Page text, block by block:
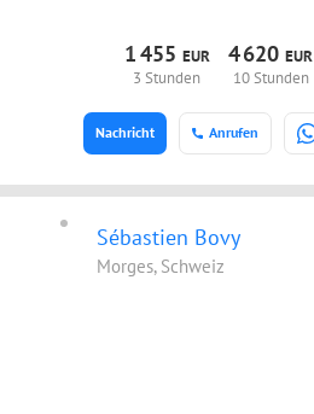
1455 EUR
3 Stunden
4620EUR
10 Stunden
Anrufen
Nachricht
Sébastien Bovy
Morges, Schweiz